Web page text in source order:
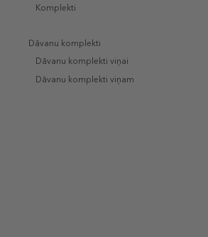
Komplekti
Dāvanu komplekti
Dāvanu komplekti viņai
Dāvanu komplekti viņam